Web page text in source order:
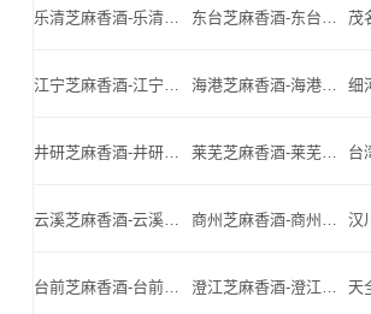
乐清芝麻香酒-乐清名酒-乐清小北门_乐清芝麻香酒厂家 东台芝麻香酒-东台名酒-东台小北门_东台芝麻香酒厂家
江宁芝麻香酒-江宁名酒-江宁小北门_江宁芝麻香酒厂家 海港芝麻香酒-海港名酒-海港小北门_海港芝麻香酒厂家
井研芝麻香酒-井研名酒-井研小北门_井研芝麻香酒厂家 莱芜芝麻香酒-莱芜名酒-莱芜小北门_莱芜芝麻香酒厂家
云溪芝麻香酒-云溪名酒-云溪小北门_云溪芝麻香酒厂家 商州芝麻香酒-商州名酒-商州小北门_商州芝麻香酒厂家
台前芝麻香酒-台前名酒-台前小北门_台前芝麻香酒厂家 澄江芝麻香酒-澄江名酒-澄江小北门_澄江芝麻香酒厂家